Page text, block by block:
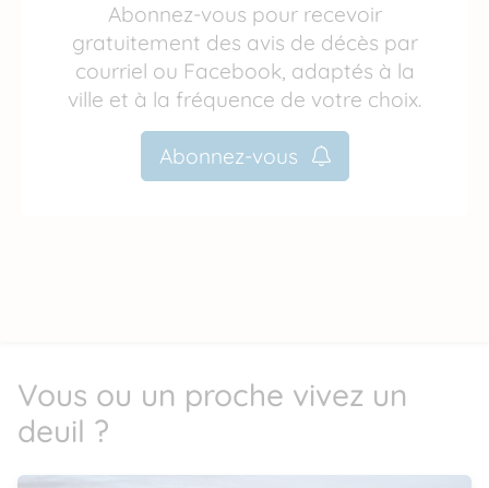
Abonnez-vous pour recevoir
gratuitement des avis de décès par
courriel ou Facebook, adaptés à la
ville et à la fréquence de votre choix.
Abonnez-vous
Vous ou un proche vivez un
deuil ?